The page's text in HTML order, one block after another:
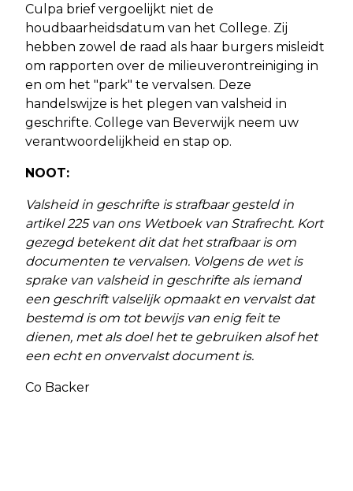
Culpa brief vergoelijkt niet de
houdbaarheidsdatum van het College. Zij
hebben zowel de raad als haar burgers misleidt
om rapporten over de milieuverontreiniging in
en om het "park" te vervalsen. Deze
handelswijze is het plegen van valsheid in
geschrifte. College van Beverwijk neem uw
verantwoordelijkheid en stap op.
NOOT:
Valsheid in geschrifte is strafbaar gesteld in
artikel 225 van ons Wetboek van Strafrecht. Kort
gezegd betekent dit dat het strafbaar is om
documenten te vervalsen. Volgens de wet is
sprake van valsheid in geschrifte als iemand
een geschrift valselijk opmaakt en vervalst dat
bestemd is om tot bewijs van enig feit te
dienen, met als doel het te gebruiken alsof het
een echt en onvervalst document is.
Co Backer